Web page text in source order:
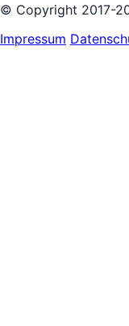
© Copyright 2017-
Impressum